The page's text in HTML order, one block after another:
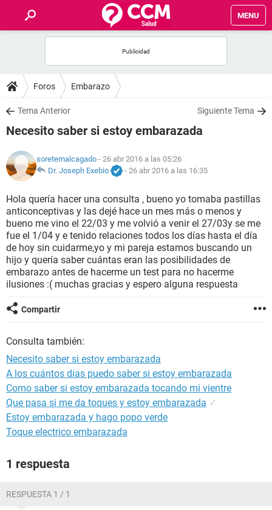
MENU
FOROS
SALUD
NUTRICIÓN
BIENESTAR
SEXUALIDAD
GLOSARIO
Foros Embarazo
Tema Anterior Siguiente Tema
Necesito saber si estoy embarazada
soretemalcagado - 26 abr 2016 a las 05:26
Dr. Joseph Exebio
- 26 abr 2016 a las 16:35
Hola quería hacer una consulta , bueno yo tomaba pastillas
anticonceptivas y las dejé hace un mes más o menos y
bueno me vino el 22/03 y me volvió a venir el 27/03y se me
fue el 1/04 y e tenido relaciones todos los días hasta el día
de hoy sin cuidarme,yo y mi pareja estamos buscando un
hijo y quería saber cuántas eran las posibilidades de
embarazo antes de hacerme un test para no hacerme
ilusiones :( muchas gracias y espero alguna respuesta
Compartir
Consulta también:
Necesito saber si estoy embarazada
A los cuántos dias puedo saber si estoy embarazada
Como saber si estoy embarazada tocando mi vientre
Que pasa si me da toques y estoy embarazada ✓
Estoy embarazada y hago popo verde
Toque electrico embarazada
1 respuesta
RESPUESTA 1 / 1